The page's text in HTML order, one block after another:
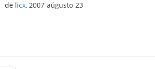
de licx, 2007-aŭgusto-23